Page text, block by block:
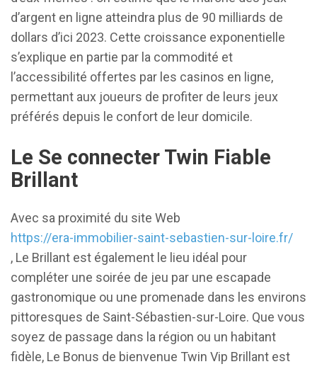
d’argent en ligne atteindra plus de 90 milliards de
dollars d’ici 2023. Cette croissance exponentielle
s’explique en partie par la commodité et
l’accessibilité offertes par les casinos en ligne,
permettant aux joueurs de profiter de leurs jeux
préférés depuis le confort de leur domicile.
Le Se connecter Twin Fiable
Brillant
Avec sa proximité du site Web
https://era-immobilier-saint-sebastien-sur-loire.fr/
, Le Brillant est également le lieu idéal pour
compléter une soirée de jeu par une escapade
gastronomique ou une promenade dans les environs
pittoresques de Saint-Sébastien-sur-Loire. Que vous
soyez de passage dans la région ou un habitant
fidèle, Le Bonus de bienvenue Twin Vip Brillant est